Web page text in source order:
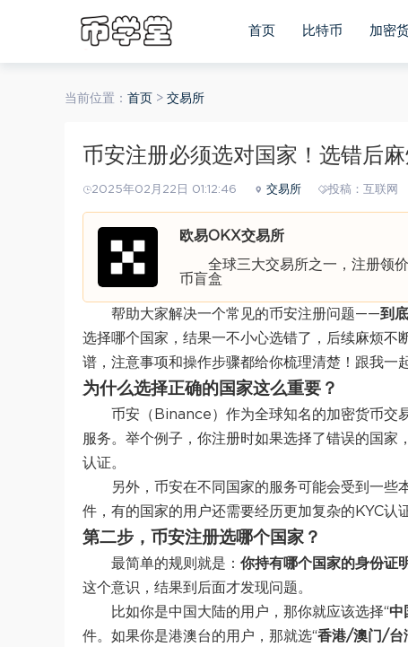
首页 比特币 加密
当前位置： 首页 > 交易所
币安注册必须选对国家！选错后
2025年02月22日 01:12:46 交易所 投稿：互联网
欧易OKX交易所
全球三大交易所之一，注册领
币盲盒
帮助大家解决一个常见的币安注册问题——到
选择哪个国家，结果一不小心选错了，后续麻烦不
谱，注意事项和操作步骤都给你梳理清楚！跟我一
为什么选择正确的国家这么重要？
币安（Binance）作为全球知名的加密货币交
服务。举个例子，你注册时如果选择了错误的国
认证。
另外，币安在不同国家的服务可能会受到一些
件，有的国家的用户还需要经历更加复杂的KYC认
第二步，币安注册选哪个国家？
最简单的规则就是： 你持有哪个国家的身份证
这个意识，结果到后面才发现问题。
比如你是中国大陆的用户，那你就应该选择“中
件。如果你是港澳台的用户，那就选“香港/澳门/台